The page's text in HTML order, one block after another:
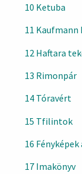
10 Ketuba
11 Kaufmann
12 Haftara
13 Rimonpár
14 Tóravért
15 Tfilintok
16
17 Imakönyv